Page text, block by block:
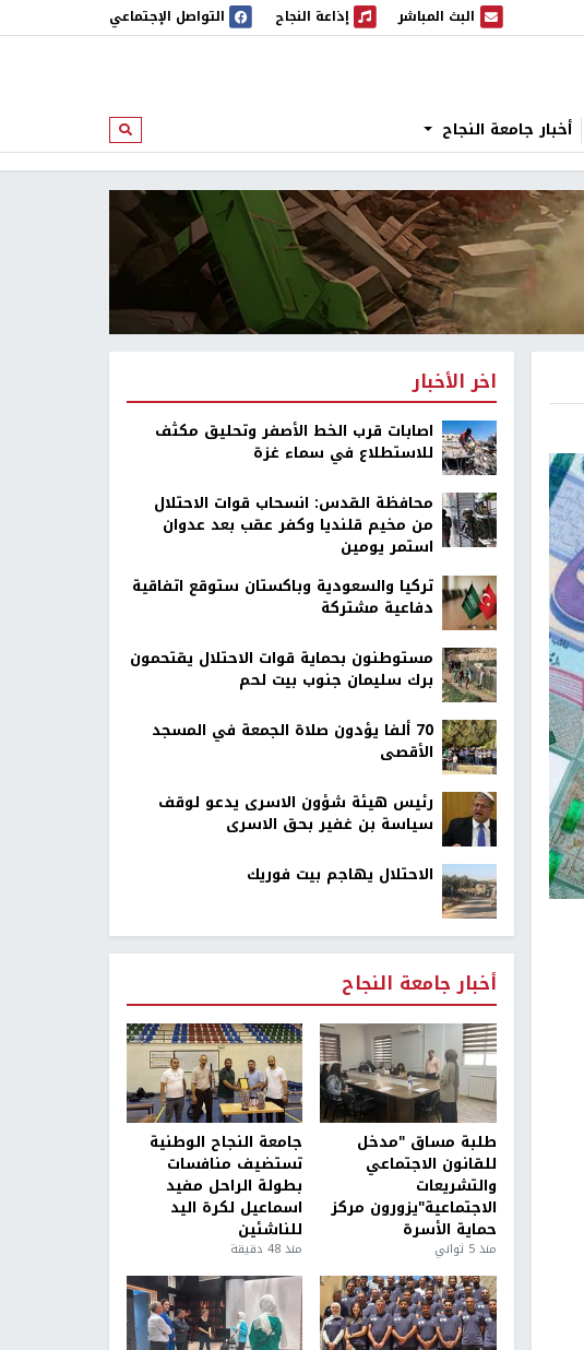
البث المباشر
البث المباشر إذاعة النجاح
إذاعة النجاح التواصل الإجتماعي
أخبار جامعة النجاح ابحث
اخر الأخبار
اصابات قرب الخط الأصفر وتحليق مكثف
للاستطلاع في سماء غزة
محافظة القدس: انسحاب قوات الاحتلال
من مخيم قلنديا وكفر عقب بعد عدوان
استمر يومين
تركيا والسعودية وباكستان ستوقع اتفاقية
دفاعية مشتركة
مستوطنون بحماية قوات الاحتلال يقتحمون
برك سليمان جنوب بيت لحم
70 ألفا يؤدون صلاة الجمعة في المسجد
الأقصى
رئيس هيئة شؤون الاسرى يدعو لوقف
سياسة بن غفير بحق الاسرى
الاحتلال يهاجم بيت فوريك
أخبار جامعة النجاح
طلبة مساق "مدخل
للقانون الاجتماعي
والتشريعات
الاجتماعية"يزورون مركز
حماية الأسرة
منذ 5 ثواني
جامعة النجاح الوطنية
تستضيف منافسات
بطولة الراحل مفيد
اسماعيل لكرة اليد
للناشئين
منذ 48 دقيقة